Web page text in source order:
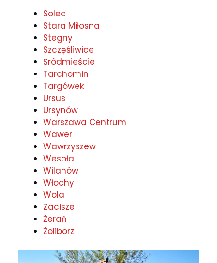
Solec
Stara Miłosna
Stegny
Szczęśliwice
Śródmieście
Tarchomin
Targówek
Ursus
Ursynów
Warszawa Centrum
Wawer
Wawrzyszew
Wesoła
Wilanów
Włochy
Wola
Zacisze
Żerań
Żoliborz